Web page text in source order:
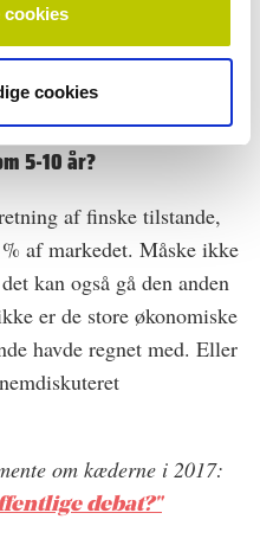
cookies
cookies
klinikker og
bredt på markedet i en
være katastrofalt.
5-10 år?
af finske tilstande,
af markedet. Måske ikke
kan også gå den anden
er de store økonomiske
havde regnet med. Eller
om kæderne i 2017:
debat?"